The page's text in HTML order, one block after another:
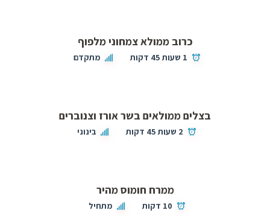
כרוב ממולא צמחוני מלפוף
1 שעות 45 דקות מתקדם
בצלים ממולאים בשר אורז וצנוברים
2 שעות 45 דקות בינוני
ממרח חומוס מהיר
10 דקות מתחיל